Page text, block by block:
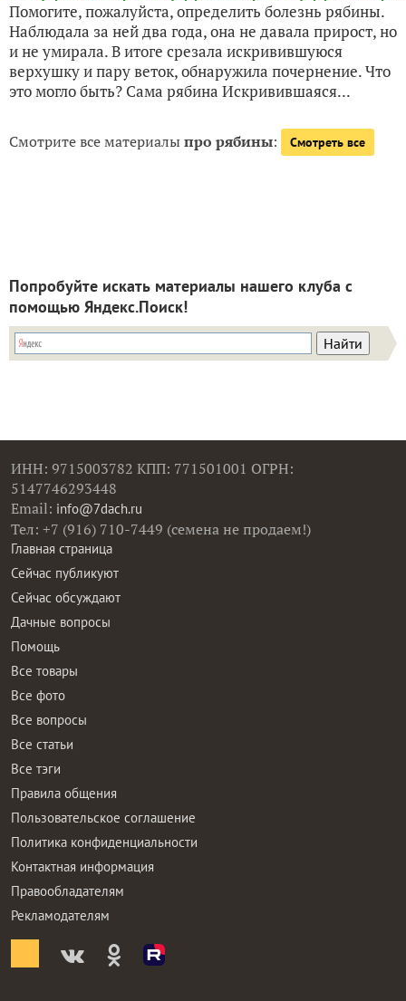
Помогите, пожалуйста, определить болезнь рябины.
Наблюдала за ней два года, она не давала прирост, но
и не умирала. В итоге срезала искривившуюся
верхушку и пару веток, обнаружила почернение. Что
это могло быть? Сама рябина Искривившаяся...
Смотрите все материалыпро рябины: Смотреть все
Попробуйте искать материалы нашего клуба с
помощью Яндекс.Поиск!
ИНН: 9715003782 КПП: 771501001 ОГРН:
5147746293448
Email: info@7dach.ru
Тел: +7 (916) 710-7449 (семена не продаем!)
Главная страница
Сейчас публикуют
Сейчас обсуждают
Дачные вопросы
Помощь
Все товары
Все фото
Все вопросы
Все статьи
Все тэги
Правила общения
Пользовательское соглашение
Политика конфиденциальности
Контактная информация
Правообладателям
Рекламодателям